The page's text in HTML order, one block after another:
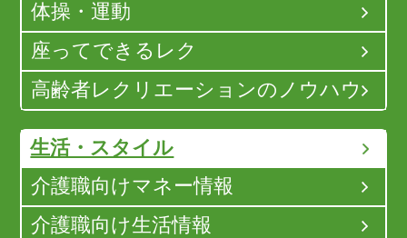
体操・運動
座ってできるレク
高齢者レクリエーションのノウハウ
生活・スタイル
介護職向けマネー情報
介護職向け生活情報